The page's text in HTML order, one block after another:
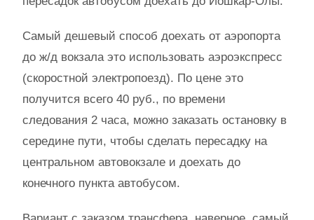
Самый дешевый способ доехать от аэропорта
до ж/д вокзала это использовать аэроэкспресс
(скоростной электропоезд). По цене это
получится всего 40 руб., по времени
следования 2 часа, можно заказать остановку в
середине пути, чтобы сделать пересадку на
центральном автовокзале и доехать до
конечного пункта автобусом.